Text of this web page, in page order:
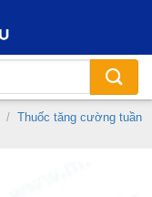
/ Thuốc tăng cường tuần